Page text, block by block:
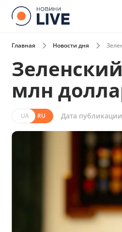
Главная Новости дня
млн
UA RU Дата публикации